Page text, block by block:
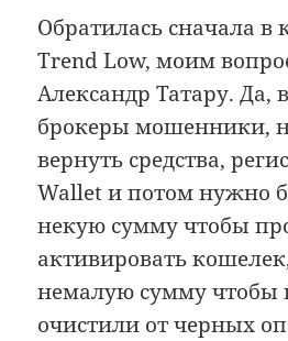
Обратилась сначала
Trend Low, моим
Александр Татару. Да,
брокеры мошенники,
вернуть средства,
Wallet и потом нужно
некую сумму чтобы
активировать
немалую сумму чтобы
очистили от черных